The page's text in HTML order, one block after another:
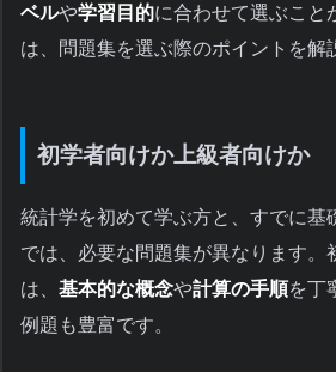
ベルや学習目的に合わせて選ぶこと
は、問題集を選ぶ際のポイントを解
初学者向けか上級者向けか
統計学を初めて学ぶ方と、すでに基
では、必要な問題集が異なります。
は、 基本的な概念や計算の手順を丁
例題も豊富です。